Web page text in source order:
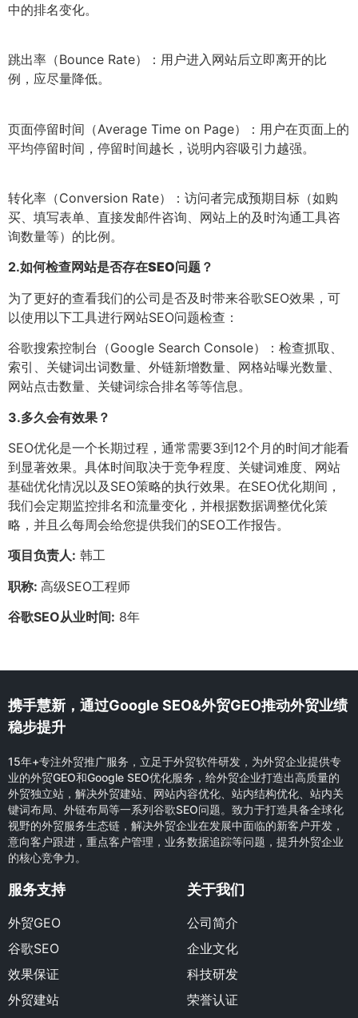
中的排名变化。
跳出率（Bounce Rate）：用户进入网站后立即离开的比
例，应尽量降低。
页面停留时间（Average Time on Page）：用户在页面上的
平均停留时间，停留时间越长，说明内容吸引力越强。
转化率（Conversion Rate）：访问者完成预期目标（如购
买、填写表单、直接发邮件咨询、网站上的及时沟通工具咨
询数量等）的比例。
2.如何检查网站是否存在SEO问题？
为了更好的查看我们的公司是否及时带来谷歌SEO效果，可
以使用以下工具进行网站SEO问题检查：
谷歌搜索控制台（Google Search Console）：检查抓取、
索引、关键词出词数量、外链新增数量、网格站曝光数量、
网站点击数量、关键词综合排名等等信息。
3.多久会有效果？
SEO优化是一个长期过程，通常需要3到12个月的时间才能看
到显著效果。具体时间取决于竞争程度、关键词难度、网站
基础优化情况以及SEO策略的执行效果。在SEO优化期间，
我们会定期监控排名和流量变化，并根据数据调整优化策
略，并且么每周会给您提供我们的SEO工作报告。
项目负责人: 韩工
职称: 高级SEO工程师
谷歌SEO从业时间: 8年
携手慧新，通过Google SEO&外贸GEO推动外贸业绩
稳步提升
15年+专注外贸推广服务，立足于外贸软件研发，为外贸企业提供专
业的外贸GEO和Google SEO优化服务，给外贸企业打造出高质量的
外贸独立站，解决外贸建站、网站内容优化、站内结构优化、站内关
键词布局、外链布局等一系列谷歌SEO问题。致力于打造具备全球化
视野的外贸服务生态链，解决外贸企业在发展中面临的新客户开发，
意向客户跟进，重点客户管理，业务数据追踪等问题，提升外贸企业
的核心竞争力。
服务支持
外贸GEO
谷歌SEO
效果保证
外贸建站
关于我们
公司简介
企业文化
科技研发
荣誉认证